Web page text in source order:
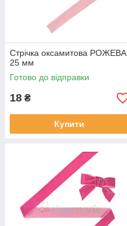
Стрічка оксамитова РОЖЕВА,
25 мм
Готово до відправки
18 ₴
Купити